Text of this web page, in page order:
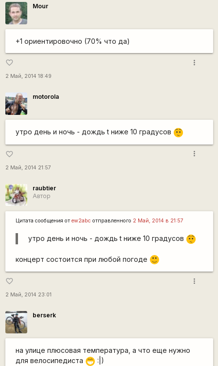
Mour
+1 ориентировочно (70% что да)
favorite_border
2 Май, 2014 18:49
more_vert
motorola
утро день и ночь - дождь t ниже 10 градусов :-/
favorite_border
2 Май, 2014 21:57
more_vert
raubtier
Автор
Цитата сообщения от ew2abc отправленного 2 Май, 2014 в 21:57
утро день и ночь - дождь t ниже 10 градусов :-/
концерт состоится при любой погоде :)
favorite_border
2 Май, 2014 23:01
more_vert
berserk
на улице плюсовая температура, а что еще нужно
для велосипедиста ;D :|)